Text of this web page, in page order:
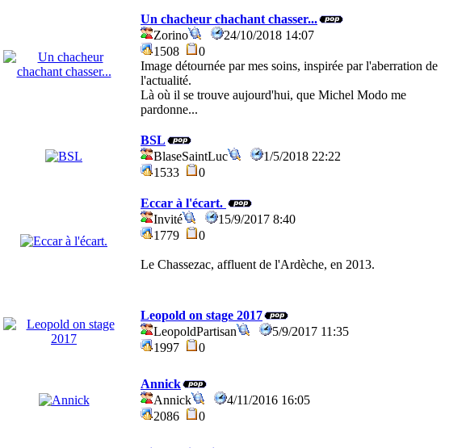
Un chacheur chachant chasser...
Zorino
24/10/2018 14:07
1508
0
Image détournée par mes soins, inspirée par l'aberration de
l'actualité.
Là où il se trouve aujourd'hui, que Michel Modo me
pardonne...
BSL
BlaseSaintLuc
1/5/2018 22:22
1533
0
Eccar à l'écart.
Invité
15/9/2017 8:40
1779
0
Le Chassezac, affluent de l'Ardèche, en 2013.
Leopold on stage 2017
LeopoldPartisan
5/9/2017 11:35
1997
0
Annick
Annick
4/11/2016 16:05
2086
0